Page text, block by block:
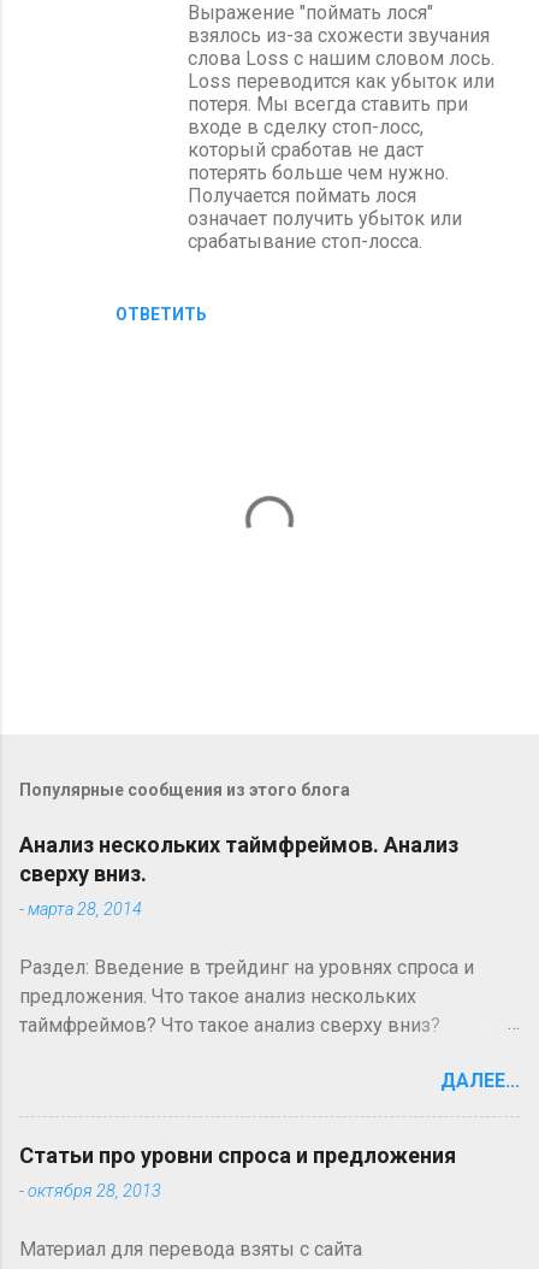
ОТВЕТИТЬ
Выражение "поймать лося"
взялось из-за схожести звучания
слова Loss с нашим словом лось.
Loss переводится как убыток или
потеря. Мы всегда ставить при
входе в сделку стоп-лосс,
который сработав не даст
потерять больше чем нужно.
Получается поймать лося
означает получить убыток или
срабатывание стоп-лосса.
р
в
и
т
ь
м
м
е
р
й
Популярные сообщения из этого блога
Анализ нескольких таймфреймов. Анализ
сверху вниз.
-марта 28, 2014
Раздел: Введение в трейдинг на уровнях спроса и
предложения. Что такое анализ нескольких
таймфреймов? Что такое анализ сверху вниз?
профессионалы, сталкиваются с понятием анализа
первым уровнем анализа, когда трейдер добивается
преимущество на рынке. Анализ нескольких
паре, но на нескольких таймфреймах. Хотя нет никаких
ДАЛЕЕ...
Статьи про уровни спроса и предложения
-октября 28, 2013
Материал для перевода взяты с сайта